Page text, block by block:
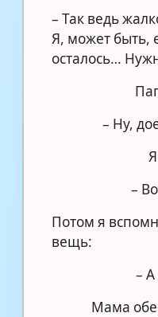
– Так ведь
Я, может быть,
осталось…
– Ну,
–
Потом я
вещь:
–
Мама